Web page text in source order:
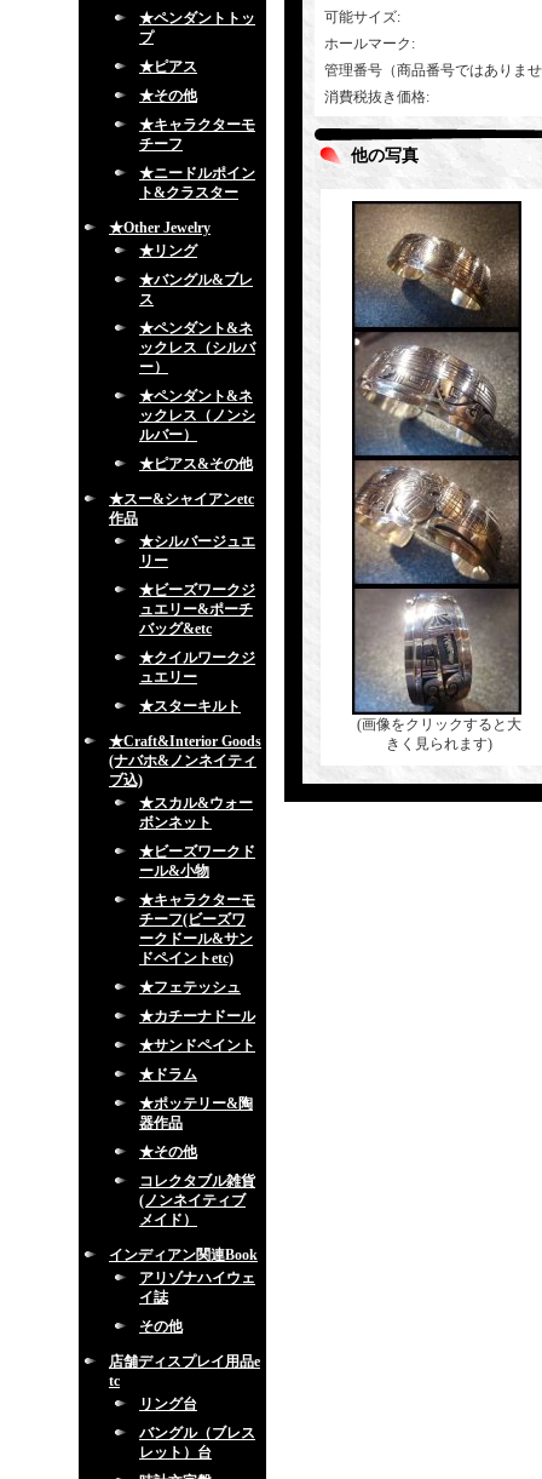
★ペンダントトッ
プ
★ピアス
★その他
★キャラクターモ
チーフ
★ニードルポイン
ト&クラスター
★Other Jewelry
★リング
★バングル&ブレ
ス
★ペンダント&ネ
ックレス（シルバ
ー）
★ペンダント&ネ
ックレス（ノンシ
ルバー）
★ピアス&その他
★スー&シャイアンetc
作品
★シルバージュエ
リー
★ビーズワークジ
ュエリー&ポーチ
バッグ&etc
★クイルワークジ
ュエリー
★スターキルト
★Craft&Interior Goods
(ナバホ&ノンネイティ
ブ込)
★スカル&ウォー
ボンネット
★ビーズワークド
ール&小物
★キャラクターモ
チーフ(ビーズワ
ークドール&サン
ドペイントetc)
★フェテッシュ
★カチーナドール
★サンドペイント
★ドラム
★ポッテリー&陶
器作品
★その他
コレクタブル雑貨
(ノンネイティブ
メイド）
インディアン関連Book
アリゾナハイウェ
イ誌
その他
店舗ディスプレイ用品e
tc
リング台
バングル（ブレス
レット）台
可能サイズ:
ホールマーク :
管理番号（商品番号ではありま
消費税抜き価格:
他の写真
(画像をクリックすると大
きく見られます)